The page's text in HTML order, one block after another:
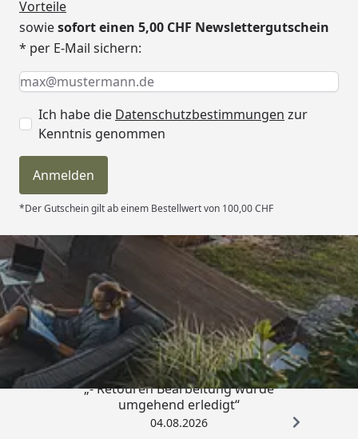
Vorteile
sowiesofort einen 5,00 CHF Newslettergutschein
* per E-Mail sichern:
Keine Eingabe erforderlich
Eingabe erforderlich
E-Mail *
Ich habe die Datenschutzbestimmungen zur
Kenntnis genommen
Anmelden
*Der Gutschein gilt ab einem Bestellwert von 100,00 CHF
Trusted Shops
4,81/ 5
„- Retouren Bearbeitung wurde
umgehend erledigt“
04.08.2026